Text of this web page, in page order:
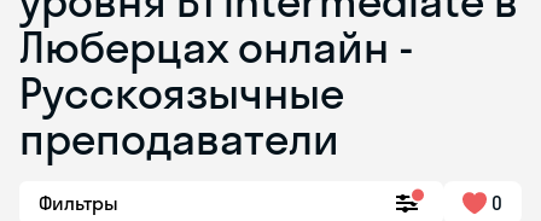
Люберцах онлайн -
Русскоязычные
преподаватели
Фильтры 0
Skyeng Chat